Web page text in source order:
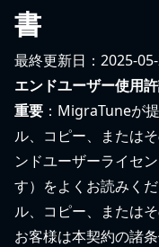
書
最終更新日：2025-
エンドユーザー使用
重要 ：MigraTuneが
ル、コピー、または
ンドユーザーライセ
す）をよくお読みく
ル、コピー、または
お客様は本契約の諸